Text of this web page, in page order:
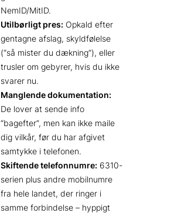
NemID/MitID.
Utilbørligt pres: Opkald efter
gentagne afslag, skyldfølelse
(“så mister du dækning”), eller
trusler om gebyrer, hvis du ikke
svarer nu.
Manglende dokumentation:
De lover at sende info
“bagefter”, men kan ikke maile
dig vilkår, før du har afgivet
samtykke i telefonen.
Skiftende telefonnumre: 6310-
serien plus andre mobilnumre
fra hele landet, der ringer i
samme forbindelse – hyppigt